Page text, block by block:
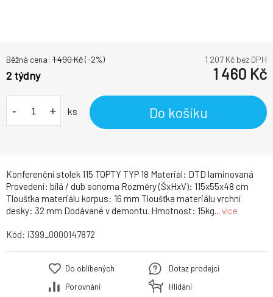
Konferenční stolek 115 TOPTY TYP 18 Materiál: DTD laminovaná
Provedení: bílá / dub sonoma Rozměry (ŠxHxV): 115x55x48 cm
Tloušťka materiálu korpus: 16 mm Tloušťka materiálu vrchní
desky: 32 mm Dodávané v demontu. Hmotnost: 15kg... více
Běžná cena: 1 490Kč(-2%) 1 207 Kč bez DPH
2 týdny 1 460 Kč
- + ks Do košíku
Kód: i399_0000147872
Do oblíbených
Porovnání
Dotaz prodejci
Hlídání